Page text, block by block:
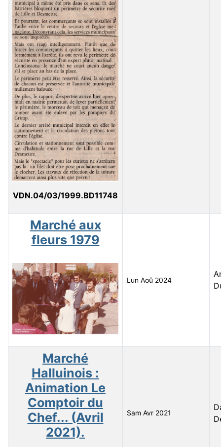
VDN.04/03/1999.BD11748
Marché aux
fleurs 1979
Lun Aoû 2024
Marché
Halluinois :
Animation Le
Comptoir du
Chef... (Avril
2021).
Sam Avr 2021